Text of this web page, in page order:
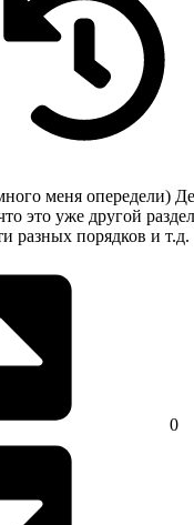
меня опередели)
это уже другой
разных порядков и т.д.
0